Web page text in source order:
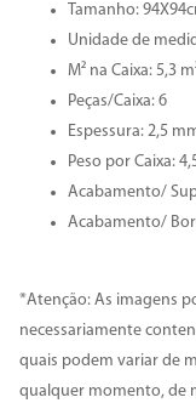
Tamanho:
Unidade de
M² na Caixa: 5,3
Peças/Caixa: 6
Espessura: 2,5
Peso por Caixa:
Acabamento/
Acabamento/
*Atenção: As imagens
necessariamente
quais podem variar de
qualquer momento, de